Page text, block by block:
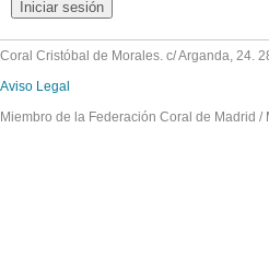
Coral Cristóbal de Morales. c/ Arganda, 24.
Aviso Legal
Miembro de la Federación Coral de Madrid /